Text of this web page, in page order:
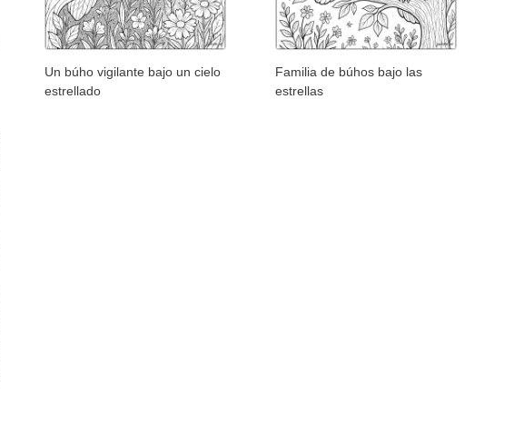
Un búho vigilante bajo un cielo
estrellado
Familia de búhos bajo las
estrellas